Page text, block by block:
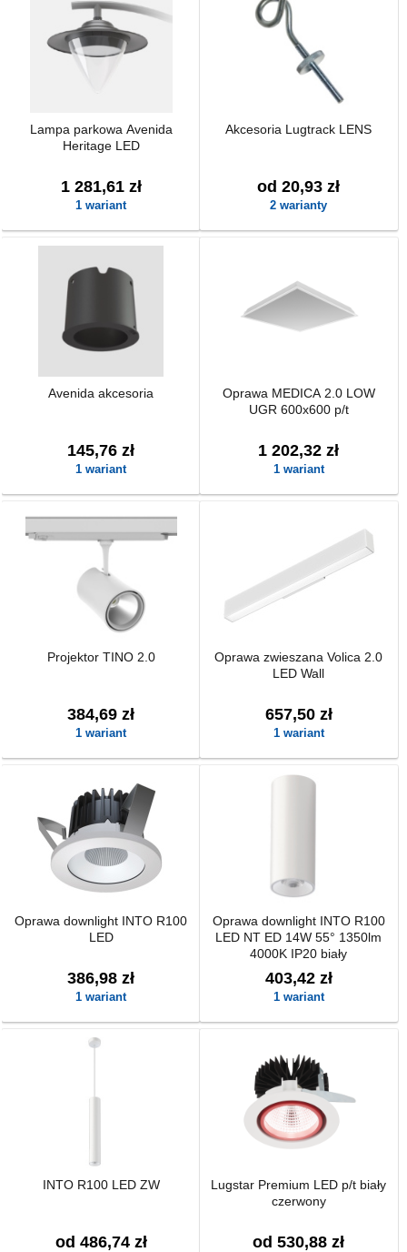
Lampa parkowa Avenida
Heritage LED
1 281,61 zł
1 wariant
Akcesoria Lugtrack LENS
od 20,93 zł
2 warianty
Avenida akcesoria
145,76 zł
1 wariant
Oprawa MEDICA 2.0 LOW
UGR 600x600 p/t
1 202,32 zł
1 wariant
Projektor TINO 2.0
384,69 zł
1 wariant
Oprawa zwieszana Volica 2.0
LED Wall
657,50 zł
1 wariant
Oprawa downlight INTO R100
LED
386,98 zł
1 wariant
Oprawa downlight INTO R100
LED NT ED 14W 55° 1350lm
4000K IP20 biały
403,42 zł
1 wariant
INTO R100 LED ZW
od 486,74 zł
Lugstar Premium LED p/t biały
czerwony
od 530,88 zł